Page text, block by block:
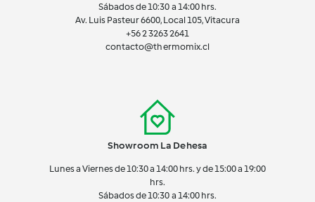
Sábados de 10:30 a 14:00 hrs.
Av. Luis Pasteur 6600, Local 105, Vitacura
+56 2 3263 2641
contacto@thermomix.cl
Showroom La Dehesa
Lunes a Viernes de 10:30 a 14:00 hrs. y de 15:00 a 19:00
hrs.
Sábados de 10:30 a 14:00 hrs.